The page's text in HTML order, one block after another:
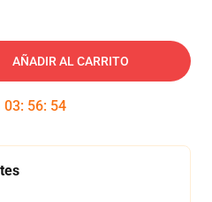
AÑADIR AL CARRITO
03: 56: 54